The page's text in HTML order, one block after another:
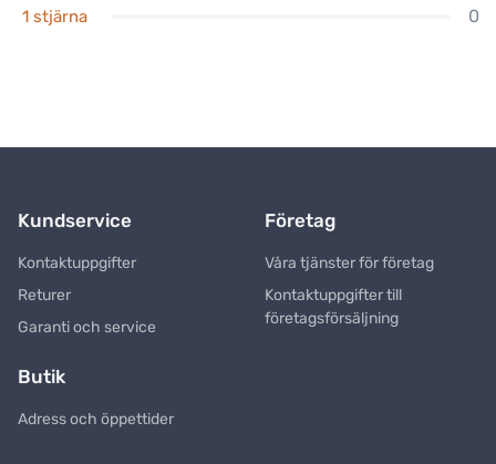
1 stjärna 0
Kundservice
Kontaktuppgifter
Returer
Garanti och service
Företag
Våra tjänster för företag
Kontaktuppgifter till
företagsförsäljning
Butik
Adress och öppettider